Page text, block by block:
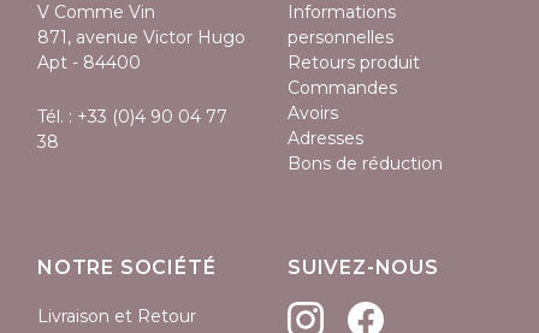
V Comme Vin
871, avenue Victor Hugo
Apt - 84400
Tél. : +33 (0)4 90 04 77
38
Informations
personnelles
Retours produit
Commandes
Avoirs
Adresses
Bons de réduction
NOTRE SOCIÉTÉ
Livraison et Retour
SUIVEZ-NOUS